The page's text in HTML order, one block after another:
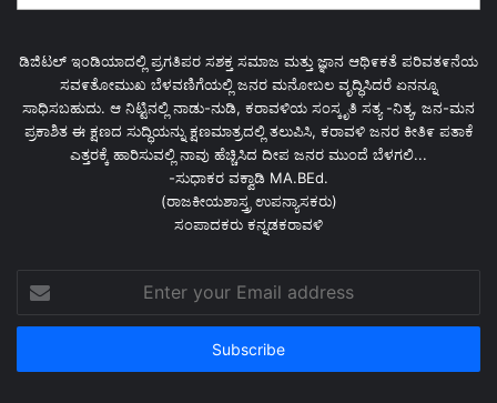
ಡಿಜಿಟಲ್ ಇಂಡಿಯಾದಲ್ಲಿ ಪ್ರಗತಿಪರ ಸಶಕ್ತ ಸಮಾಜ ಮತ್ತು ಜ್ಞಾನ ಆಥಿ೯ಕತೆ ಪರಿವತ೯ನೆಯ
ಸವ೯ತೋಮುಖ ಬೆಳವಣಿಗೆಯಲ್ಲಿ ಜನರ ಮನೋಬಲ ವೃದ್ಧಿಸಿದರೆ ಏನನ್ನೂ
ಸಾಧಿಸಬಹುದು. ಆ ನಿಟ್ಟಿನಲ್ಲಿ ನಾಡು-ನುಡಿ, ಕರಾವಳಿಯ ಸಂಸ್ಕೃತಿ ಸತ್ಯ -ನಿತ್ಯ, ಜನ-ಮನ
ಪ್ರಕಾಶಿತ ಈ ಕ್ಷಣದ ಸುದ್ಧಿಯನ್ನು ಕ್ಷಣಮಾತ್ರದಲ್ಲಿ ತಲುಪಿಸಿ, ಕರಾವಳಿ ಜನರ ಕೀತಿ೯ ಪತಾಕೆ
ಎತ್ತರಕ್ಕೆ ಹಾರಿಸುವಲ್ಲಿ ನಾವು ಹೆಚ್ಚಿಸಿದ ದೀಪ ಜನರ ಮುಂದೆ ಬೆಳಗಲಿ...
-ಸುಧಾಕರ ವಕ್ವಾಡಿ MA.BEd.
(ರಾಜಕೀಯಶಾಸ್ತ್ರ ಉಪನ್ಯಾಸಕರು)
ಸಂಪಾದಕರು ಕನ್ನಡಕರಾವಳಿ
your
Email